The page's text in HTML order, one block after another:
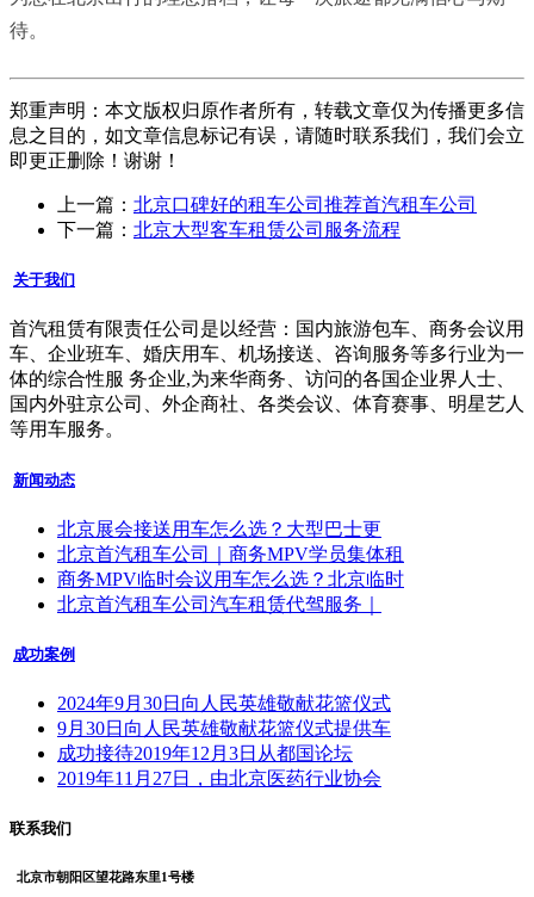
待。
郑重声明：本文版权归原作者所有，转载文章仅为传播更多信
息之目的，如文章信息标记有误，请随时联系我们，我们会立
即更正删除！谢谢！
上一篇： 北京口碑好的租车公司推荐首汽租车公司
下一篇： 北京大型客车租赁公司服务流程
关于我们
首汽租赁有限责任公司是以经营：国内旅游包车、商务会议用
车、企业班车、婚庆用车、机场接送、咨询服务等多行业为一
体的综合性服 务企业,为来华商务、访问的各国企业界人士、
国内外驻京公司、外企商社、各类会议、体育赛事、明星艺人
等用车服务。
新闻动态
北京展会接送用车怎么选？大型巴士更
北京首汽租车公司｜商务MPV学员集体租
商务MPV临时会议用车怎么选？北京临时
北京首汽租车公司汽车租赁代驾服务｜
成功案例
2024年9月30日向人民英雄敬献花篮仪式
9月30日向人民英雄敬献花篮仪式提供车
成功接待2019年12月3日从都国论坛
2019年11月27日，由北京医药行业协会
联系我们
北京市朝阳区望花路东里1号楼